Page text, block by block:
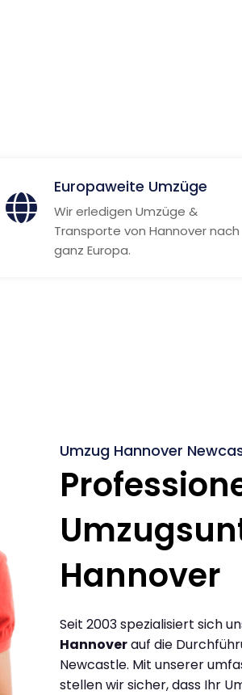
Europaweite Umzüge
Wir erledigen Umzüge &
Transporte von Hannover nach
ganz Europa.
Umzug Hannover
Hannover
Seit 2003 spezialisiert sich
Hannoverauf die
Newcastle. Mit unserer
stellen wir sicher, dass Ihr